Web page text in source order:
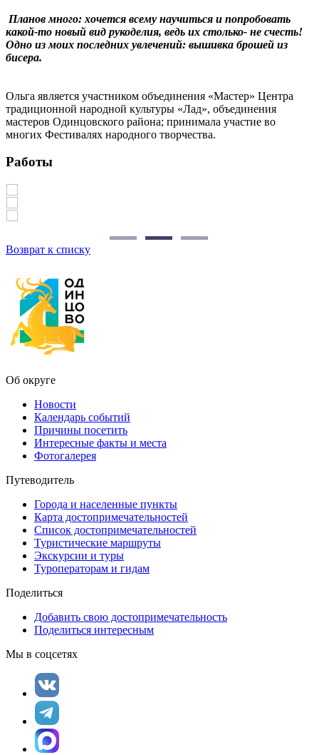
Планов много: хочется всему научиться и попробовать
какой-то новый вид рукоделия, ведь их столько- не счесть!
Одно из моих последних увлечений: вышивка брошей из
бисера.
Ольга является участником объединения «Мастер» Центра
традиционной народной культуры «Лад», объединения
мастеров Одинцовского района; принимала участие во
многих Фестивалях народного творчества.
Работы
Возврат к списку
Об округе
Новости
Календарь событий
Причины посетить
Интересные факты и места
Фотогалерея
Путеводитель
Города и населенные пункты
Карта достопримечательностей
Список достопримечательностей
Туристические маршруты
Экскурсии и туры
Туроператорам и гидам
Поделиться
Добавить свою достопримечательность
Поделиться интересным
Мы в соцсетях